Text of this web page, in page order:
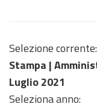
Selezione corrente:
Stampa |
Luglio 2021
Seleziona anno: